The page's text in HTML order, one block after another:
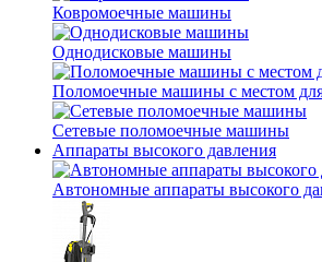
Ковромоечные машины
Однодисковые машины
Поломоечные машины с местом для
Сетевые поломоечные машины
Аппараты высокого давления
Автономные аппараты высокого